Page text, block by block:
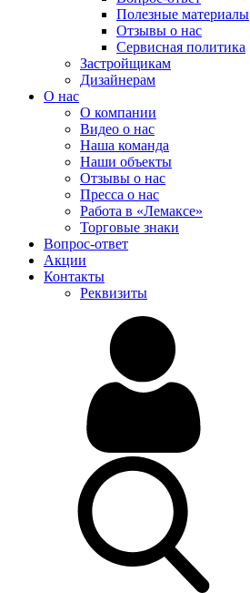
Полезные материалы
Отзывы о нас
Сервисная политика
Застройщикам
Дизайнерам
О нас
О компании
Видео о нас
Наша команда
Наши объекты
Отзывы о нас
Пресса о нас
Работа в «Лемаксе»
Торговые знаки
Вопрос-ответ
Акции
Контакты
Реквизиты